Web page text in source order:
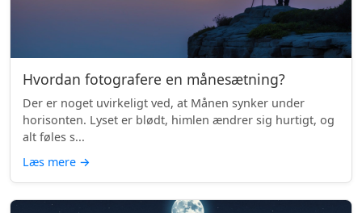
Hvordan fotografere en månesætning?
Der er noget uvirkeligt ved, at Månen synker under
horisonten. Lyset er blødt, himlen ændrer sig hurtigt, og
alt føles s...
Læs mere →